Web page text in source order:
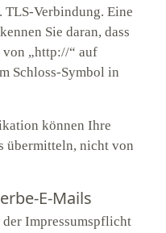
TLS-Verbindung. Eine
Sie daran, dass
von „http://“ auf
Schloss-Symbol in
können Ihre
übermitteln, nicht von
E-Mails
Impressumspflicht